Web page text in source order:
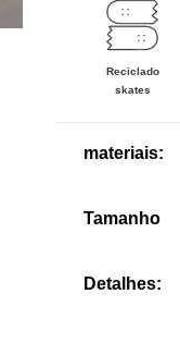
Reciclado
skates
materiais:
Tamanho
Detalhes: